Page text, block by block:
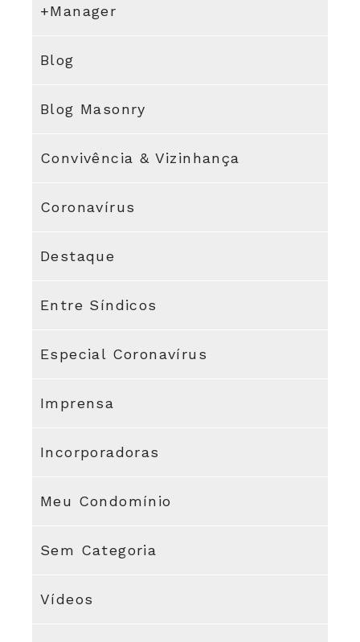
+Manager
Blog
Blog Masonry
Convivência & Vizinhança
Coronavírus
Destaque
Entre Síndicos
Especial Coronavírus
Imprensa
Incorporadoras
Meu Condomínio
Sem Categoria
Vídeos